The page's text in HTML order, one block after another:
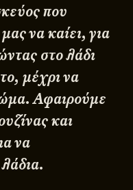
που
να καίει, για
στο λάδι
μέχρι να
Αφαιρούμε
και
να